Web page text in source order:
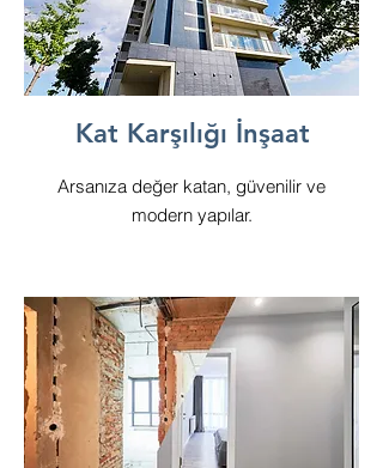
Kat Karşılığı İnşaat
Arsanıza değer katan, güvenilir ve
modern yapılar.